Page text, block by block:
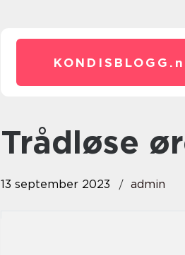
KONDISBLOGG.
trådløse
13 september 2023 admin